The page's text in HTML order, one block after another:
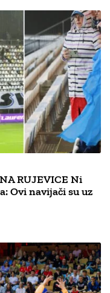
RUJEVICE Ni
Ovi navijači su uz